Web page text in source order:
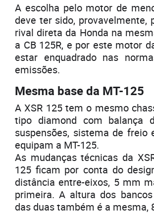
A escolha pelo motor de
deve ter sido, provavelmente,
rival direta da Honda na
a CB 125R, e por este motor
estar enquadrado nas
emissões.
Mesma base da MT-125
A XSR 125 tem o mesmo
tipo diamond com balança
suspensões, sistema de freio
equipam a MT-125.
As mudanças técnicas da
125 ficam por conta do
distância entre-eixos, 5 mm
primeira. A altura dos
das duas também é a mesma,